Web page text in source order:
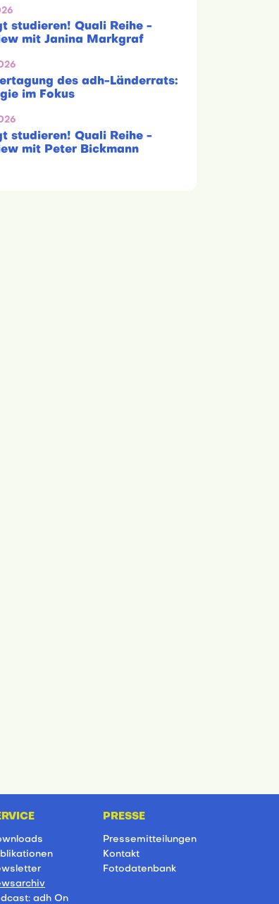
studieren! Quali Reihe -
mit Janina Markgraf
des adh-Länderrats:
im Fokus
studieren! Quali Reihe -
mit Peter Bickmann
adh On
PRESSE
Pressemitteilungen
Kontakt
Fotodatenbank